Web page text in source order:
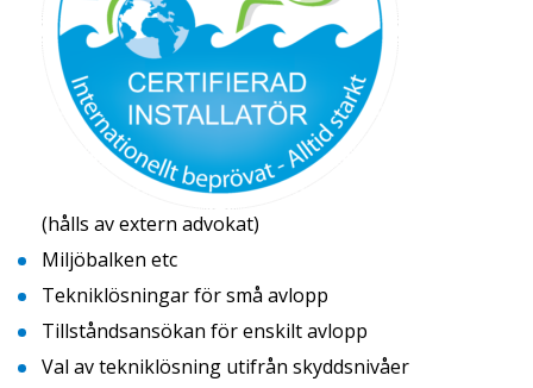
(hålls av extern advokat)
Miljöbalken etc
Tekniklösningar för små avlopp
Tillståndsansökan för enskilt avlopp
Val av tekniklösning utifrån skyddsnivåer